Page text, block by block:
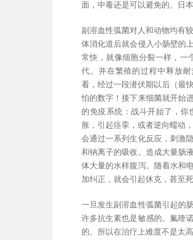
面，中毒还是可以避免的。日
副溶血性弧菌对人和动物均有
体消化道后就会侵入小肠壁的
常快，就像细胞分裂一样，一
代。并在繁殖的过程中释放
看，经过一段潜伏期以后（最
怕的数字！接下来细菌就开始
的免疫系统：战斗开始了，
胀，引起痉挛，或者逆向蠕动
会通过一系列生化反应，刺激
和钠离子的吸收。造成大量肠
体大量的水样腹泻。随着水和
加纠正，就会引起休克，甚至
一旦发生副溶血性弧菌引起的
许多抗生素也是敏感的。氟喹
的。所以在治疗上难度不是太